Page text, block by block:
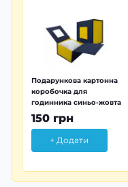
Подарункова картонна
коробочка для
годинника синьо-жовта
150 грн
+ Додати